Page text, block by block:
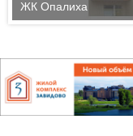
ЖК Опалиха